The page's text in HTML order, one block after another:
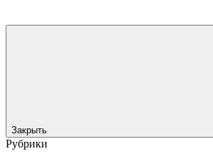
Закрыть
Рубрики